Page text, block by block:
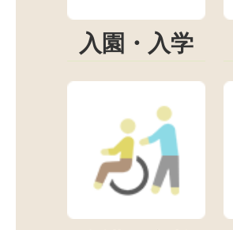
入園・入学